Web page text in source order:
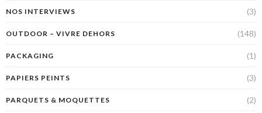
NOS INTERVIEWS (3)
OUTDOOR – VIVRE DEHORS (148)
PACKAGING (1)
PAPIERS PEINTS (3)
PARQUETS & MOQUETTES (2)